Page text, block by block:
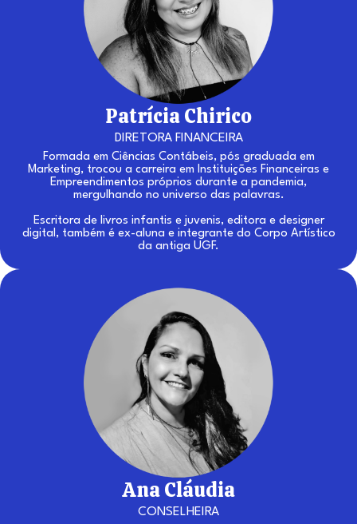
Patrícia Chirico
DIRETORA FINANCEIRA
Formada em Ciências Contábeis, pós graduada em
Marketing, trocou a carreira em Instituições Financeiras e
Empreendimentos próprios durante a pandemia,
mergulhando no universo das palavras.
Escritora de livros infantis e juvenis, editora e designer
digital, também é ex-aluna e integrante do Corpo Artístico
da antiga UGF.
Ana Cláudia
CONSELHEIRA